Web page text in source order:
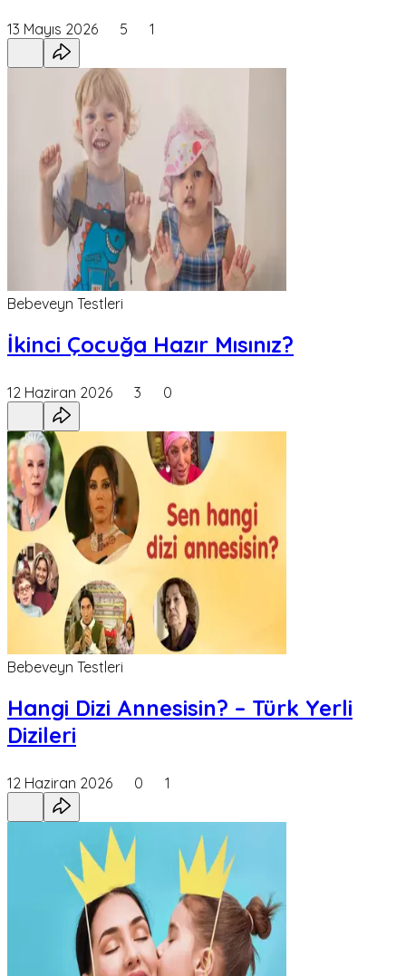
13 Mayıs 2026 5 1
Bebeveyn Testleri
İkinci Çocuğa Hazır Mısınız?
12 Haziran 2026 3 0
Bebeveyn Testleri
Hangi Dizi Annesisin? – Türk Yerli
Dizileri
12 Haziran 2026 0 1